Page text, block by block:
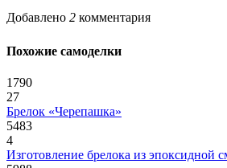
Добавлено 2 комментария
Похожие самоделки
1790
27
Брелок «Черепашка»
5483
4
Изготовление брелока из эпоксидной